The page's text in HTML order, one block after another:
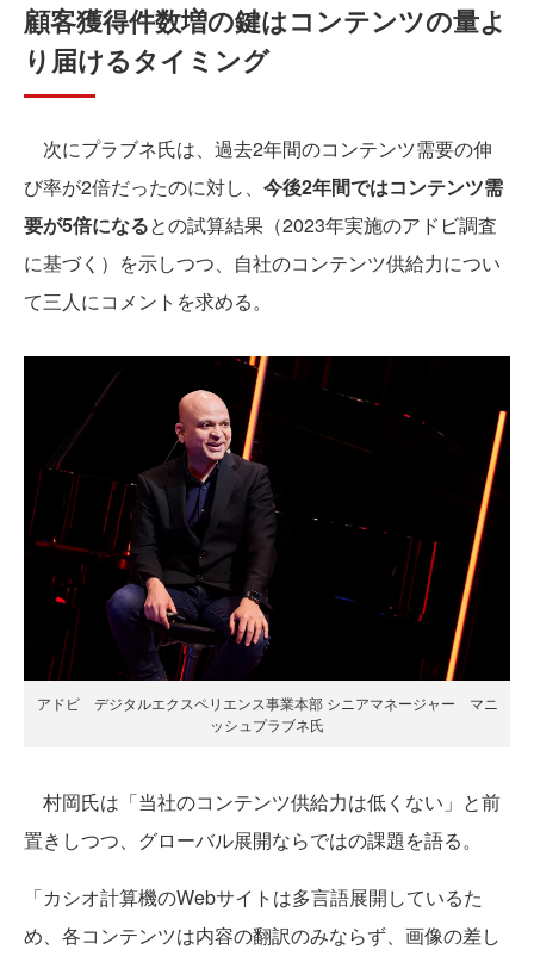
顧客獲得件数増の鍵はコンテンツの量よ
り届けるタイミング
次にプラブネ氏は、過去2年間のコンテンツ需要の伸
び率が2倍だったのに対し、 今後2年間ではコンテンツ需
要が5倍になるとの試算結果（2023年実施のアドビ調査
に基づく）を示しつつ、自社のコンテンツ供給力につい
て三人にコメントを求める。
アドビ デジタルエクスペリエンス事業本部 シニアマネージャー マニ
ッシュプラブネ氏
村岡氏は「当社のコンテンツ供給力は低くない」と前
置きしつつ、グローバル展開ならではの課題を語る。
「カシオ計算機のWebサイトは多言語展開しているた
め、各コンテンツは内容の翻訳のみならず、画像の差し